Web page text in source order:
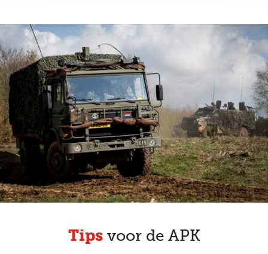
Tips voor de APK